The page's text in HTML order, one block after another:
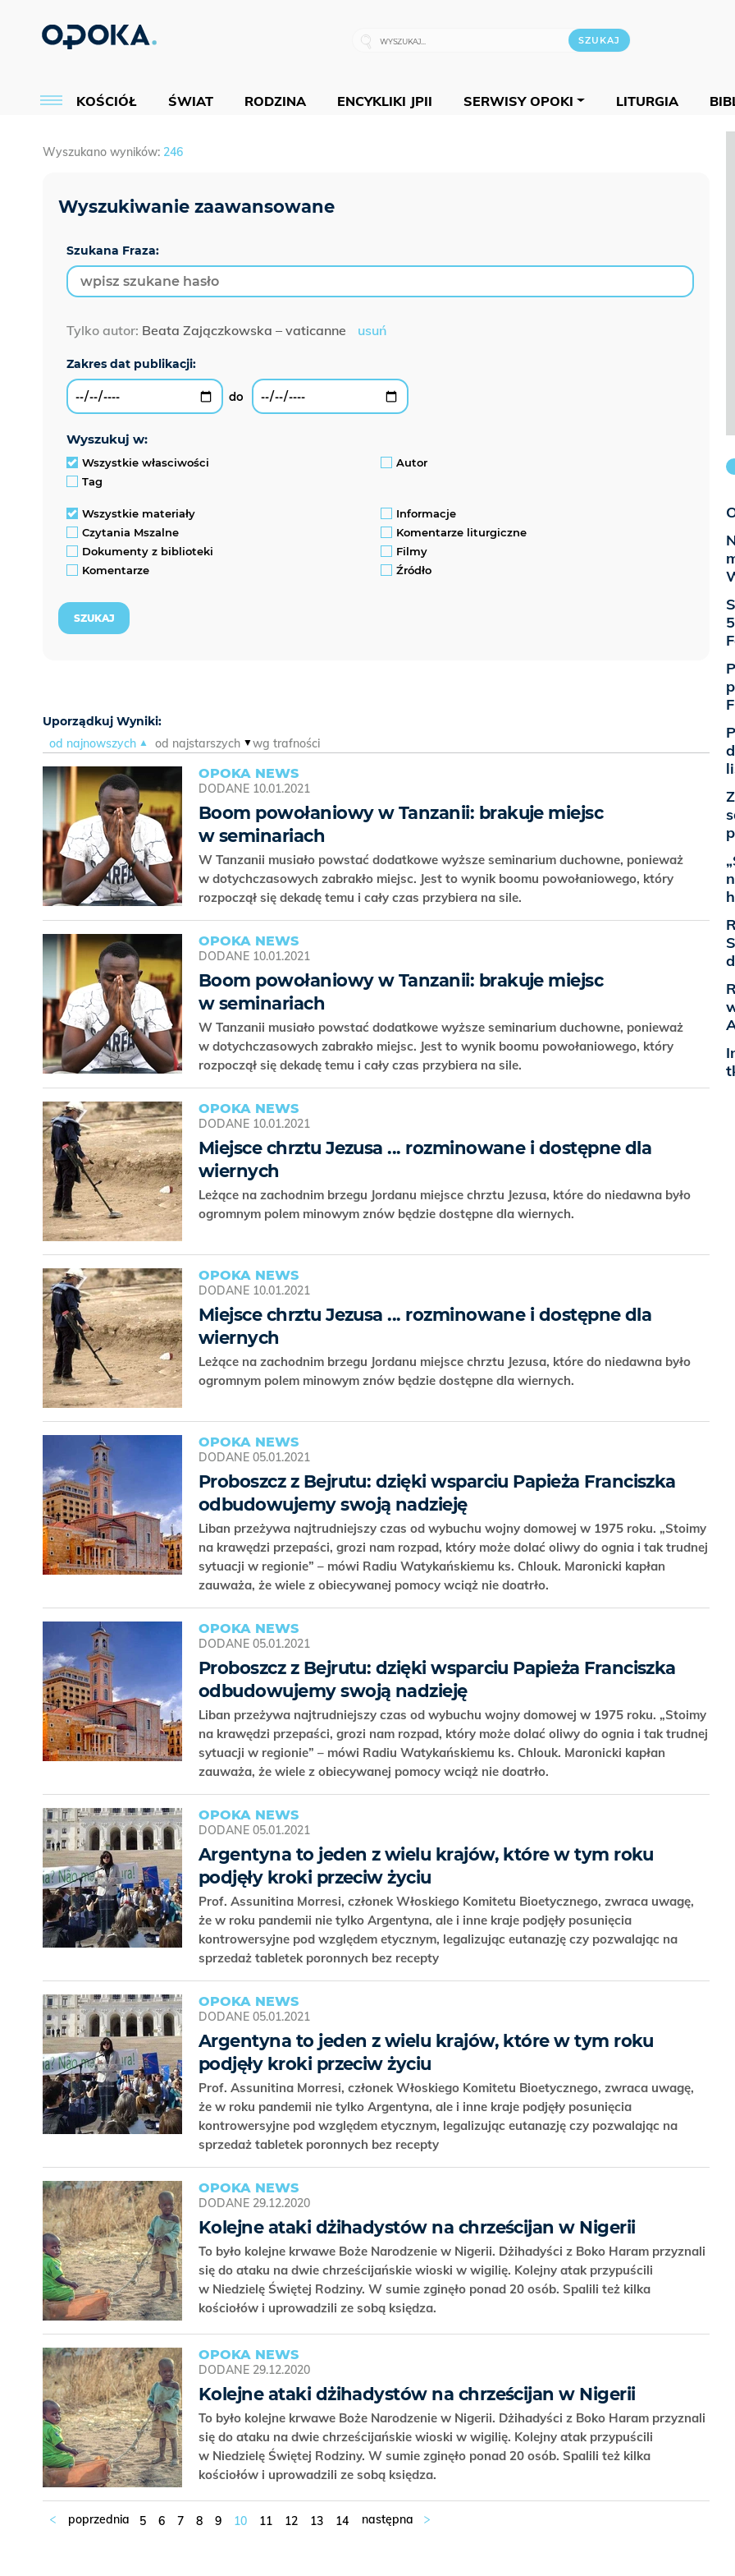
KOŚCIÓŁ ŚWIAT RODZINA ENCYKLIKI JPII SERWISY OPOKI LITURGIA
Wyszukano wyników: 246
Szukana Fraza:
Tylko autor: Beata Zajączkowska – vaticanne usuń
wyszukuj w:
Wszystkie własciwości
Autor
Tag
Wszystkie materiały
Informacje
Czytania Mszalne
Komentarze liturgiczne
Dokumenty z biblioteki
Filmy
Komentarze
Źródło
Uporządkuj Wyniki:
od najnowszych
od najstarszych wg trafności
OPOKA NEWS
DODANE 10.01.2021
Boom powołaniowy w Tanzanii: brakuje miejsc
w seminariach
W Tanzanii musiało powstać dodatkowe wyższe seminarium duchowne, ponieważ
w dotychczasowych zabrakło miejsc. Jest to wynik boomu powołaniowego, który
rozpoczął się dekadę temu i cały czas przybiera na sile.
OPOKA NEWS
DODANE 10.01.2021
Boom powołaniowy w Tanzanii: brakuje miejsc
w seminariach
W Tanzanii musiało powstać dodatkowe wyższe seminarium duchowne, ponieważ
w dotychczasowych zabrakło miejsc. Jest to wynik boomu powołaniowego, który
rozpoczął się dekadę temu i cały czas przybiera na sile.
OPOKA NEWS
DODANE 10.01.2021
Miejsce chrztu Jezusa ... rozminowane i dostępne dla
wiernych
Leżące na zachodnim brzegu Jordanu miejsce chrztu Jezusa, które do niedawna było
ogromnym polem minowym znów będzie dostępne dla wiernych.
OPOKA NEWS
DODANE 10.01.2021
Miejsce chrztu Jezusa ... rozminowane i dostępne dla
wiernych
Leżące na zachodnim brzegu Jordanu miejsce chrztu Jezusa, które do niedawna było
ogromnym polem minowym znów będzie dostępne dla wiernych.
OPOKA NEWS
DODANE 05.01.2021
Proboszcz z Bejrutu: dzięki wsparciu Papieża Franciszka
odbudowujemy swoją nadzieję
Liban przeżywa najtrudniejszy czas od wybuchu wojny domowej w 1975 roku. „Stoimy
na krawędzi przepaści, grozi nam rozpad, który może dolać oliwy do ognia i tak trudnej
sytuacji w regionie” – mówi Radiu Watykańskiemu ks. Chlouk. Maronicki kapłan
zauważa, że wiele z obiecywanej pomocy wciąż nie doatrło.
OPOKA NEWS
DODANE 05.01.2021
Proboszcz z Bejrutu: dzięki wsparciu Papieża Franciszka
odbudowujemy swoją nadzieję
Liban przeżywa najtrudniejszy czas od wybuchu wojny domowej w 1975 roku. „Stoimy
na krawędzi przepaści, grozi nam rozpad, który może dolać oliwy do ognia i tak trudnej
sytuacji w regionie” – mówi Radiu Watykańskiemu ks. Chlouk. Maronicki kapłan
zauważa, że wiele z obiecywanej pomocy wciąż nie doatrło.
OPOKA NEWS
DODANE 05.01.2021
Argentyna to jeden z wielu krajów, które w tym roku
podjęły kroki przeciw życiu
Prof. Assunitina Morresi, członek Włoskiego Komitetu Bioetycznego, zwraca uwagę,
że w roku pandemii nie tylko Argentyna, ale i inne kraje podjęły posunięcia
kontrowersyjne pod względem etycznym, legalizując eutanazję czy pozwalając na
sprzedaż tabletek poronnych bez recepty
OPOKA NEWS
DODANE 05.01.2021
Argentyna to jeden z wielu krajów, które w tym roku
podjęły kroki przeciw życiu
Prof. Assunitina Morresi, członek Włoskiego Komitetu Bioetycznego, zwraca uwagę,
że w roku pandemii nie tylko Argentyna, ale i inne kraje podjęły posunięcia
kontrowersyjne pod względem etycznym, legalizując eutanazję czy pozwalając na
sprzedaż tabletek poronnych bez recepty
OPOKA NEWS
DODANE 29.12.2020
Kolejne ataki dżihadystów na chrześcijan w Nigerii
To było kolejne krwawe Boże Narodzenie w Nigerii. Dżihadyści z Boko Haram przyznali
się do ataku na dwie chrześcijańskie wioski w wigilię. Kolejny atak przypuścili
w Niedzielę Świętej Rodziny. W sumie zginęło ponad 20 osób. Spalili też kilka
kościołów i uprowadzili ze sobą księdza.
OPOKA NEWS
DODANE 29.12.2020
Kolejne ataki dżihadystów na chrześcijan w Nigerii
To było kolejne krwawe Boże Narodzenie w Nigerii. Dżihadyści z Boko Haram przyznali
się do ataku na dwie chrześcijańskie wioski w wigilię. Kolejny atak przypuścili
w Niedzielę Świętej Rodziny. W sumie zginęło ponad 20 osób. Spalili też kilka
kościołów i uprowadzili ze sobą księdza.
5 6 7 8 9 10 11 12 13 14